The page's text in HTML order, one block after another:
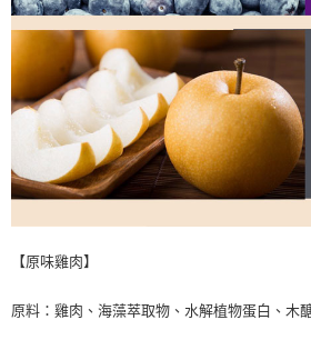
【原味雞肉】
原料：雞肉、海藻萃取物、水解植物蛋白、木